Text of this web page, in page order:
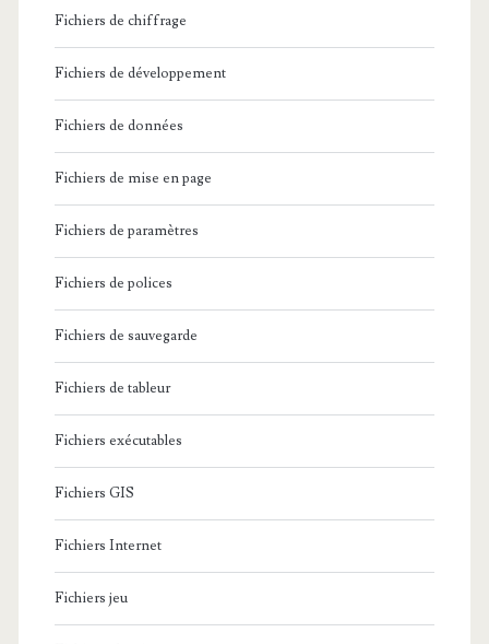
Fichiers de chiffrage
Fichiers de développement
Fichiers de données
Fichiers de mise en page
Fichiers de paramètres
Fichiers de polices
Fichiers de sauvegarde
Fichiers de tableur
Fichiers exécutables
Fichiers GIS
Fichiers Internet
Fichiers jeu